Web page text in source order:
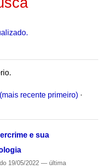
recente primeiro) ·
e sua
19/05/2022 — última